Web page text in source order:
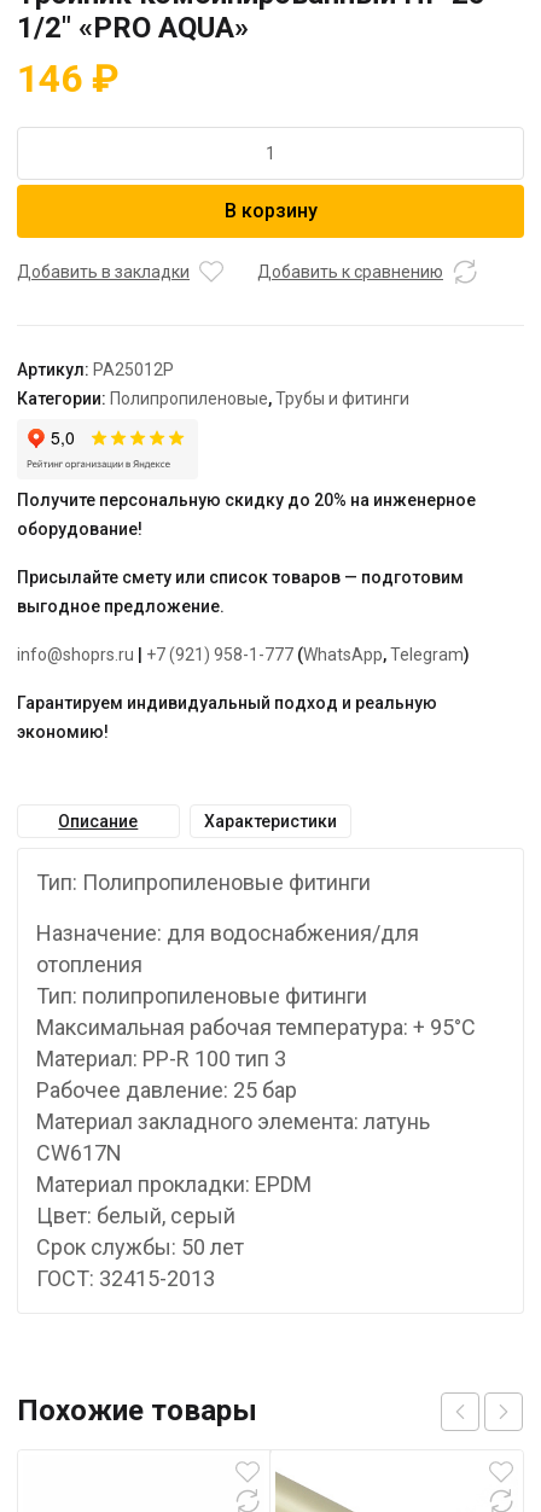
1/2″ «PRO AQUA»
146 ₽
Тройник
25
AQUA"
В корзину
Добавить в закладки Добавить к сравнению
Артикул: PA25012P
Категории: Полипропиленовые,Трубы и фитинги
Получите персональную скидку до 20% на инженерное
оборудование!
Присылайте смету или список товаров — подготовим
выгодное предложение.
info@shoprs.ru +7 (921) 958-1-777 (WhatsApp,Telegram)
Гарантируем индивидуальный подход и реальную
экономию!
Описание Характеристики
Тип: Полипропиленовые фитинги
Назначение: для водоснабжения/для
отопления
Тип: полипропиленовые фитинги
Максимальная рабочая температура: + 95°С
Материал: PP-R 100 тип 3
Рабочее давление: 25 бар
Материал закладного элемента: латунь
CW617N
Материал прокладки: EPDM
Цвет: белый, серый
Срок службы: 50 лет
ГОСТ: 32415-2013
Похожие товары